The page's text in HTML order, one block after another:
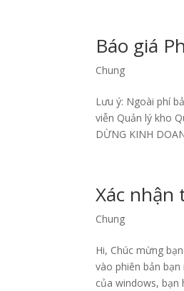
Báo giá
Chung
Lưu ý: Ngoài phí
viễn Quản lý kho
DỪNG KINH
Xác nhận
Chung
Hi, Chúc mừng
vào phiên bản
của windows, bạn